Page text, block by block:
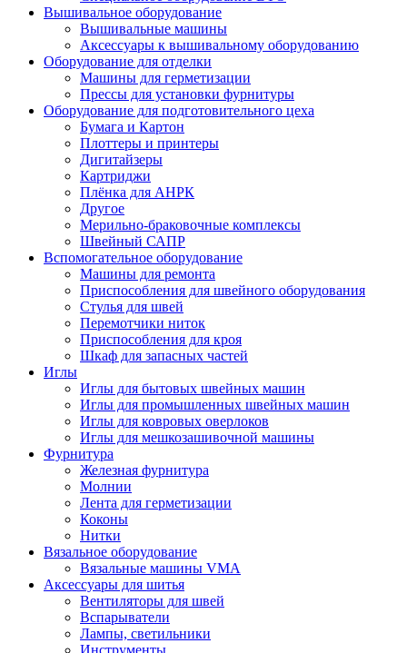
Вышивальное оборудование
Вышивальные машины
Аксессуары к вышивальному оборудованию
Оборудование для отделки
Машины для герметизации
Прессы для установки фурнитуры
Оборудование для подготовительного цеха
Бумага и Картон
Плоттеры и принтеры
Дигитайзеры
Картриджи
Плёнка для АНРК
Другое
Мерильно-браковочные комплексы
Швейный САПР
Вспомогательное оборудование
Машины для ремонта
Приспособления для швейного оборудования
Стулья для швей
Перемотчики ниток
Приспособления для кроя
Шкаф для запасных частей
Иглы
Иглы для бытовых швейных машин
Иглы для промышленных швейных машин
Иглы для ковровых оверлоков
Иглы для мешкозашивочной машины
Фурнитура
Железная фурнитура
Молнии
Лента для герметизации
Коконы
Нитки
Вязальное оборудование
Вязальные машины VMA
Аксессуары для шитья
Вентиляторы для швей
Вспарыватели
Лампы, светильники
Инструменты